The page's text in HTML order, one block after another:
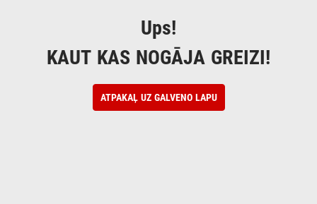
Ups!
KAUT KAS NOGĀJA GREIZI!
ATPAKAĻ UZ GALVENO LAPU